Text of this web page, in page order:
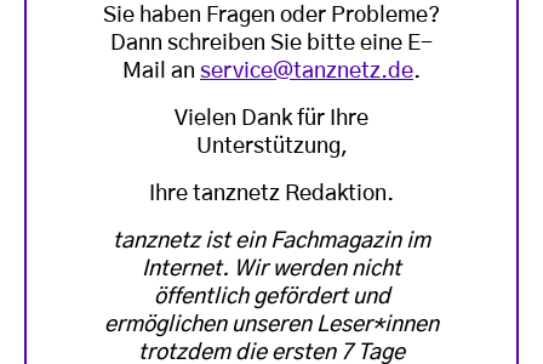
Sie haben Fragen oder Probleme?
Dann schreiben Sie bitte eine E-
Mail an service@tanznetz.de.
Vielen Dank für Ihre
Unterstützung,
Ihre tanznetz Redaktion.
tanznetz ist ein Fachmagazin im
Internet. Wir werden nicht
öffentlich gefördert und
ermöglichen unseren Leser*innen
trotzdem die ersten 7 Tage